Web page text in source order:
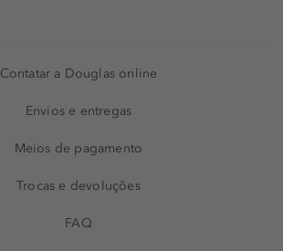
Contatar a Douglas online
Envios e entregas
Meios de pagamento
Trocas e devoluções
FAQ